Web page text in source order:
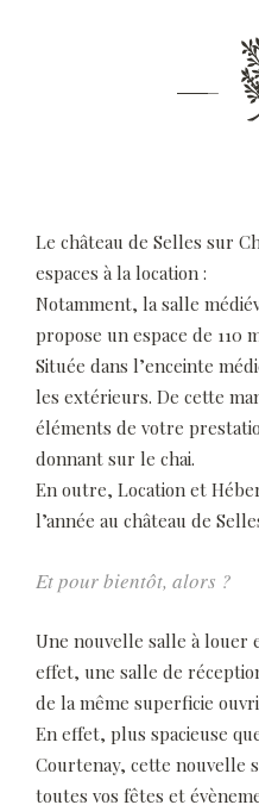
Le château de Selles sur
espaces à la location :
Notamment, la salle
propose un espace de 110
Située dans l’enceinte
les extérieurs. De cette
éléments de votre
donnant sur le chai.
En outre, Location et
l’année au château de
Et pour bientôt, alors ?
Une nouvelle salle à louer
effet, une salle de
de la même superficie
En effet, plus spacieuse
Courtenay, cette nouvelle
toutes vos fêtes et